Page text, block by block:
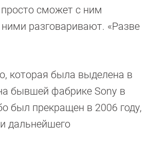
сможет с ним
разговаривают. «Разве
которая была выделена в
бывшей фабрике Sony в
был прекращен в 2006 году,
дальнейшего